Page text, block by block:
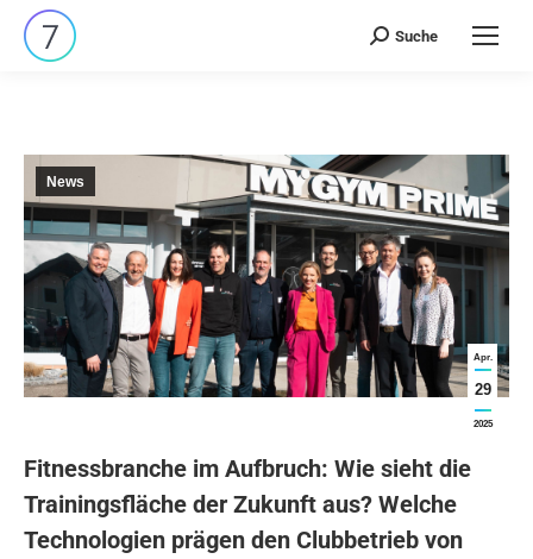
Search:
Suche
Apr.
29
2025
News
Fitnessbranche im Aufbruch: Wie sieht die
Trainingsfläche der Zukunft aus? Welche
Technologien prägen den Clubbetrieb von